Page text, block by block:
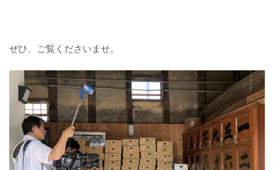
ぜひ、ご覧くださいませ。